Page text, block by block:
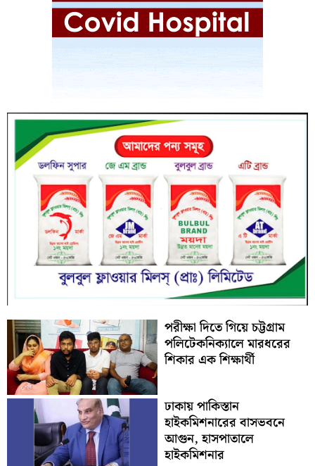
পরীক্ষা দিতে গিয়ে চট্টগ্রাম
পলিটেকনিক্যালে মারধরের
শিকার এক শিক্ষার্থী
ঢাকায় পাকিস্তান
হাইকমিশনারের বাসভবনে
আগুন, হাসপাতালে
হাইকমিশনার